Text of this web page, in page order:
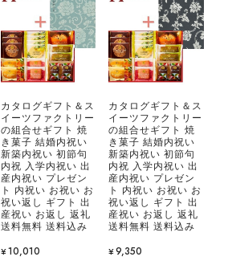
カタログギフト＆ス
イーツファクトリー
の組合せギフト 焼
き菓子 結婚内祝い
新築内祝い 初節句
内祝 入学内祝い 出
産内祝い プレゼン
ト 内祝い お祝い お
祝い返し ギフト 出
産祝い お返し 返礼
送料無料 送料込み
¥10,010
カタログギフト＆ス
イーツファクトリー
の組合せギフト 焼
き菓子 結婚内祝い
新築内祝い 初節句
内祝 入学内祝い 出
産内祝い プレゼン
ト 内祝い お祝い お
祝い返し ギフト 出
産祝い お返し 返礼
送料無料 送料込み
¥9,350